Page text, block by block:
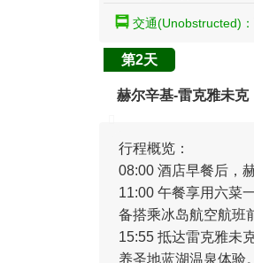
交通(Unobstructed)：
第2天
赫尔辛基-雷克雅未克
行程概览：
08:00 酒店早餐后，
11:00 午餐享用六菜
备搭乘冰岛航空航班
15:55 抵达雷克雅未
养圣地蓝湖温泉体验。